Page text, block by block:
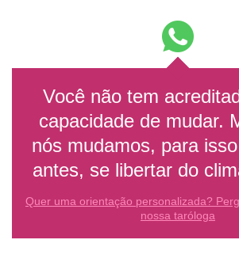
Você não tem
capacidade de mudar.
nós mudamos, para
antes, se libertar do
Quer uma orientação personalizada?
nossa taróloga